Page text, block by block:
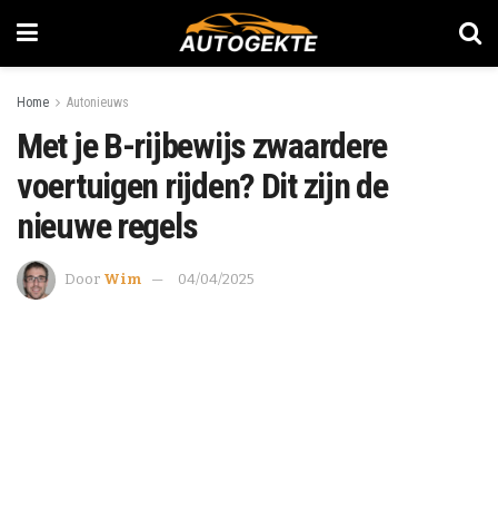
Home Autonieuws
Met je B-rijbewijs zwaardere
voertuigen rijden? Dit zijn de
nieuwe regels
Door Wim 04/04/2025